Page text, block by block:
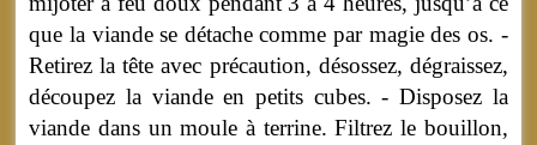
que la viande se détache comme par magie des os. -
Retirez la tête avec précaution, désossez, dégraissez,
découpez la viande en petits cubes. - Disposez la
viande dans un moule à terrine. Filtrez le bouillon,